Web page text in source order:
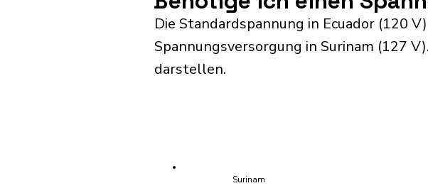
Die Standardspannung in Ecuador (120
Spannungsversorgung in Surinam (127
darstellen.
Surinam